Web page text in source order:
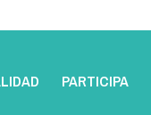
PARTICIPA